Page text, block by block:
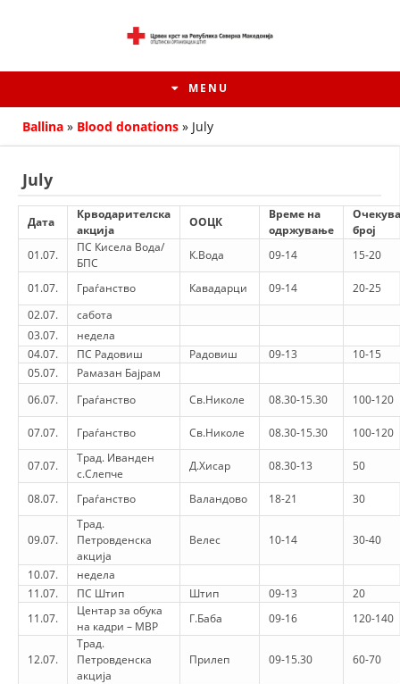
MENU
HISTORY OF THE RCRM
ORGANISATION STRUCTURE
CONTACT INFO
MEMBERSHIP IN PROFESSIONAL STRUCTURES
LAW OF MACEDONIAN RED CROSS
Ballina » Blood donations » July
July
Дата
Крводарителска
акција
ООЦК
Време на
одржување
број
01.07.
ПС Кисела Вода/
БПС
К.Вода 09-14 15-20
01.07. Граѓанство Кавадарци 09-14
20-25
02.07.
сабота
03.07.
недела
04.07.
ПС Радовиш Радовиш 09-13
10-15
05.07.
Рамазан Бајрам
06.07.
Граѓанство Св.Николе 08.30-15.30 100-120
07.07. Граѓанство Св.Николе 08.30-15.30 100-120
07.07.
Трад. Иванден
с.Слепче
Д.Хисар 08.30-13 50
08.07. Граѓанство Валандово 18-21 30
09.07.
Трад.
Петровденска
акција
Велес 10-14 30-40
10.07.
недела
11.07.
ПС Штип Штип 09-13
20
11.07.
Центар за обука
на кадри – МВР
Г.Баба 09-16 120-140
12.07.
Трад.
Петровденска
акција
Прилеп 09-15.30 60-70